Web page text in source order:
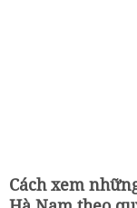
Cách xem